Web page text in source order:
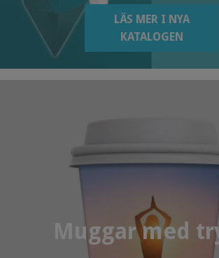
LÄS MER I NYA
KATALOGEN
Muggar med